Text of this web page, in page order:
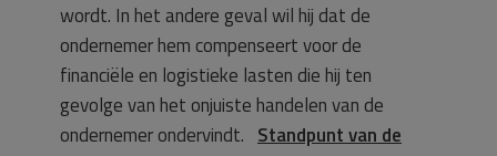
wordt. In het andere geval wil hij dat de
ondernemer hem compenseert voor de
financiële en logistieke lasten die hij ten
gevolge van het onjuiste handelen van de
ondernemer ondervindt. Standpunt van de